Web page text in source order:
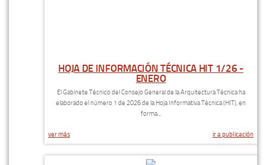
HOJA DE INFORMACIÓN TÉCNICA HIT 1/26 -
ENERO
El Gabinete Técnico del Consejo General de la Arquitectura Técnica ha
elaborado el número 1 de 2026 de la Hoja Informativa Técnica (HIT), en
forma...
ver más ir a publicación